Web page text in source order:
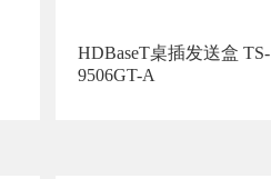
HDBaseT桌插发送盒 TS-
9506GT-A